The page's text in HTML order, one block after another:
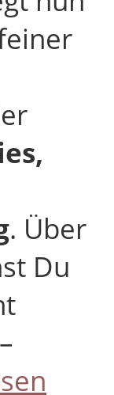
. Über
Du